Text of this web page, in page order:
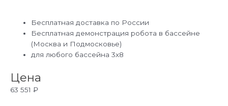
Бесплатная доставка по России
Бесплатная демонстрация робота в бассейне
(Москва и Подмосковье)
для любого бассейна 3х8
Цена
63 551 ₽